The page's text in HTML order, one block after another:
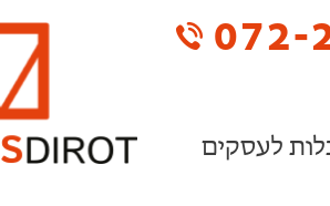
072-
לעסקים